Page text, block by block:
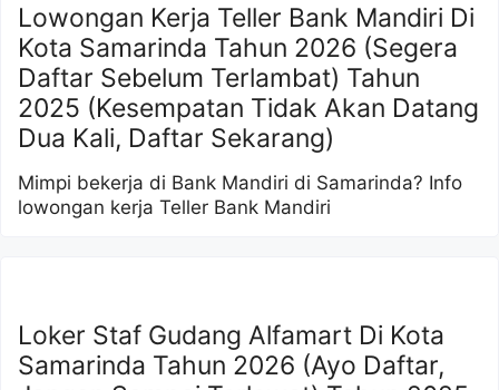
Lowongan Kerja Teller Bank Mandiri Di
Kota Samarinda Tahun 2026 (Segera
Daftar Sebelum Terlambat) Tahun
2025 (Kesempatan Tidak Akan Datang
Dua Kali, Daftar Sekarang)
Mimpi bekerja di Bank Mandiri di Samarinda? Info
lowongan kerja Teller Bank Mandiri
Loker Staf Gudang Alfamart Di Kota
Samarinda Tahun 2026 (Ayo Daftar,